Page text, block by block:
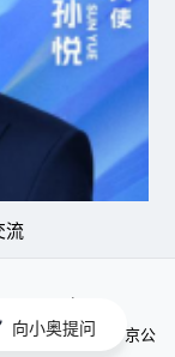
流
向小奥提问
reserved
经授权不得使用 京公